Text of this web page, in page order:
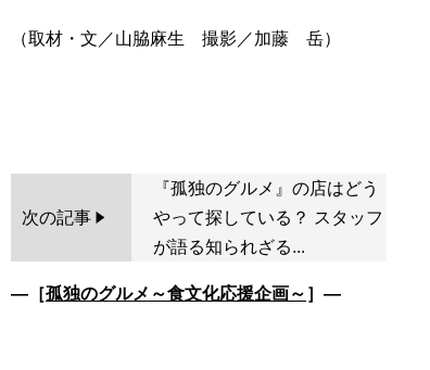
（取材・文／山脇麻生 撮影／加藤 岳）
次の記事
『孤独のグルメ』の店はどう
やって探している？ スタッフ
が語る知られざる...
―［孤独のグルメ～食文化応援企画～ ］―